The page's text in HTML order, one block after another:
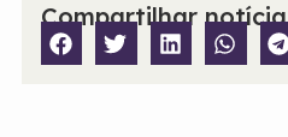
Compartilhar notícia